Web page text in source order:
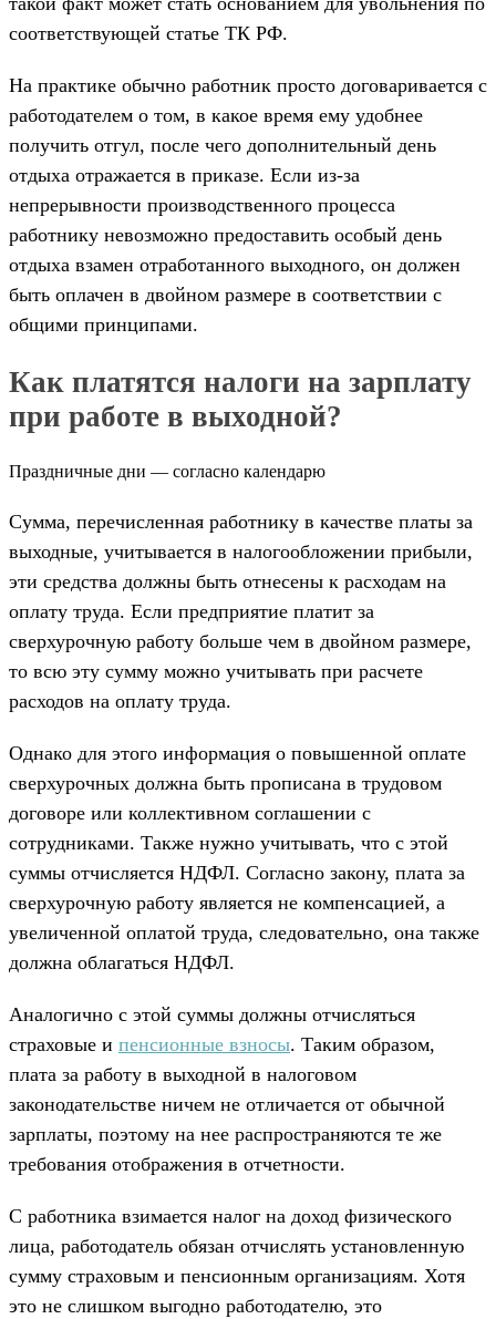
соответствующей статье ТК РФ.
На практике обычно работник просто договаривается с
работодателем о том, в какое время ему удобнее
получить отгул, после чего дополнительный день
отдыха отражается в приказе. Если из-за
непрерывности производственного процесса
работнику невозможно предоставить особый день
отдыха взамен отработанного выходного, он должен
быть оплачен в двойном размере в соответствии с
общими принципами.
Как платятся налоги на зарплату
при работе в выходной?
Праздничные дни — согласно календарю
Сумма, перечисленная работнику в качестве платы за
выходные, учитывается в налогообложении прибыли,
эти средства должны быть отнесены к расходам на
оплату труда. Если предприятие платит за
сверхурочную работу больше чем в двойном размере,
то всю эту сумму можно учитывать при расчете
расходов на оплату труда.
Однако для этого информация о повышенной оплате
сверхурочных должна быть прописана в трудовом
договоре или коллективном соглашении с
сотрудниками. Также нужно учитывать, что с этой
суммы отчисляется НДФЛ. Согласно закону, плата за
сверхурочную работу является не компенсацией, а
увеличенной оплатой труда, следовательно, она также
должна облагаться НДФЛ.
Аналогично с этой суммы должны отчисляться
страховые и пенсионные взносы. Таким образом,
плата за работу в выходной в налоговом
законодательстве ничем не отличается от обычной
зарплаты, поэтому на нее распространяются те же
требования отображения в отчетности.
С работника взимается налог на доход физического
лица, работодатель обязан отчислять установленную
сумму страховым и пенсионным организациям. Хотя
это не слишком выгодно работодателю, это